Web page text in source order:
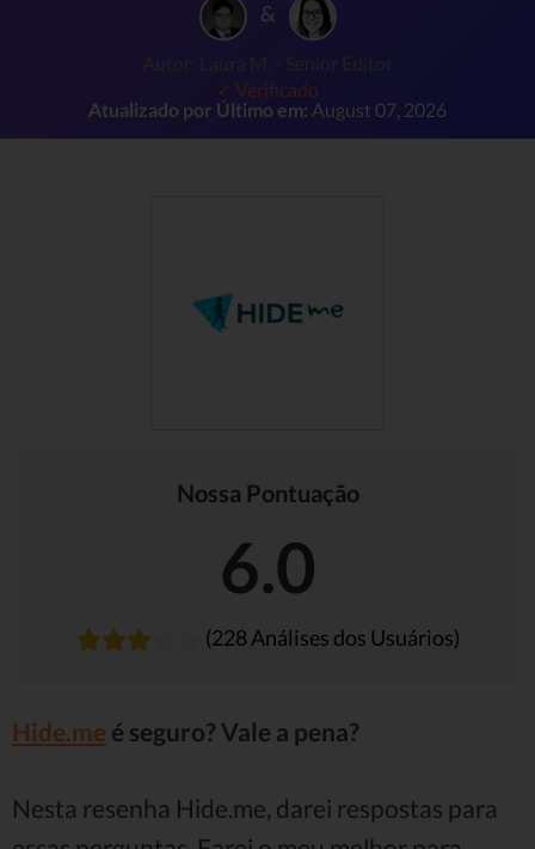
&
✓ Verificado
Atualizado por Último em: August 07, 2026
Nossa Pontuação
6.0
(228 Análises dos Usuários)
Hide.me é seguro? Vale a pena?
Nesta resenha Hide.me, darei respostas para